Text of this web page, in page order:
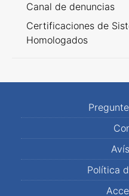
Canal de denuncias
Certificaciones de
Homologados
Política